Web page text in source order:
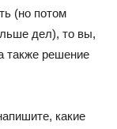
(но потом
дел), то вы,
также решение
какие